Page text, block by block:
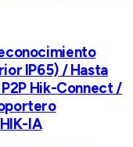
IP65) / Hasta
Hik-Connect /
IA